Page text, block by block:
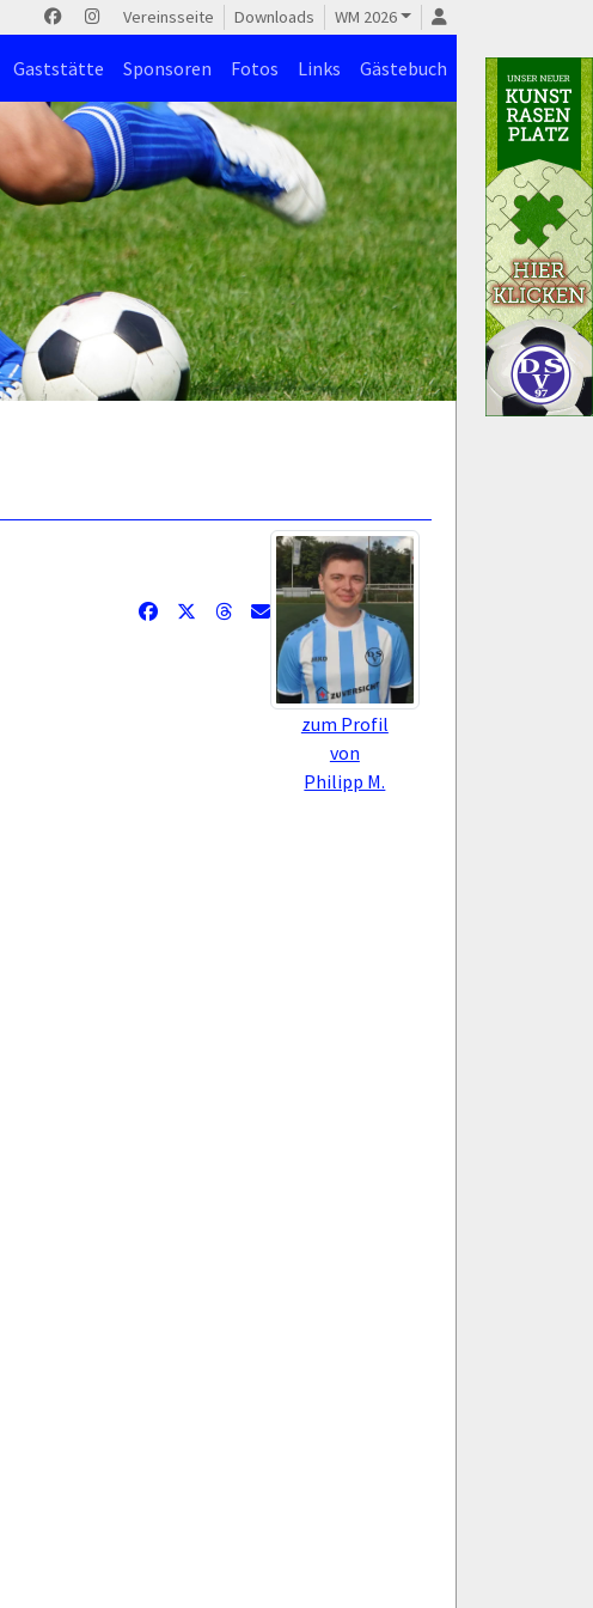
Vereinsseite Downloads WM 2026
Gaststätte Sponsoren Fotos Links Gästebuch
zum Profil
von
Philipp M.